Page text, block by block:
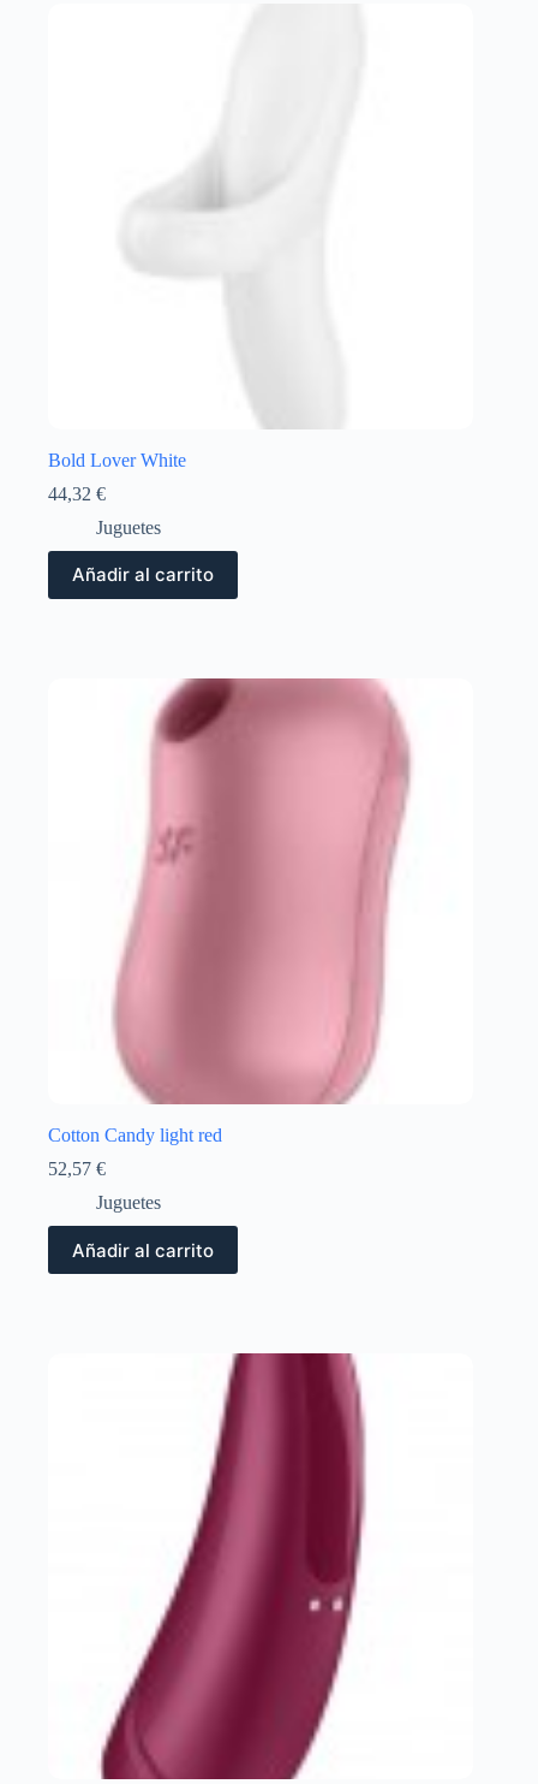
Bold Lover White
44,32 €
Juguetes
Añadir al carrito
Cotton Candy light red
52,57 €
Juguetes
Añadir al carrito